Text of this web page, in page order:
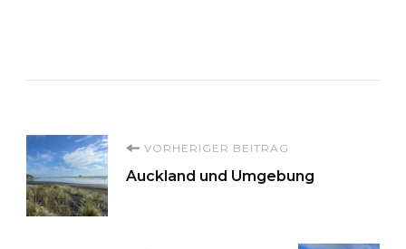
Beitragsnavigation
VORHERIGER BEITRAG
Auckland und Umgebung